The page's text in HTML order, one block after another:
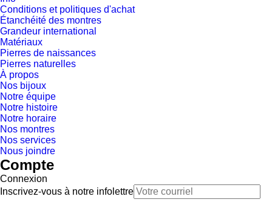
Conditions et politiques d'achat
Étanchéité des montres
Grandeur international
Matériaux
Pierres de naissances
Pierres naturelles
À propos
Nos bijoux
Notre équipe
Notre histoire
Notre horaire
Nos montres
Nos services
Nous joindre
Compte
Connexion
Inscrivez-vous à notre infolettre